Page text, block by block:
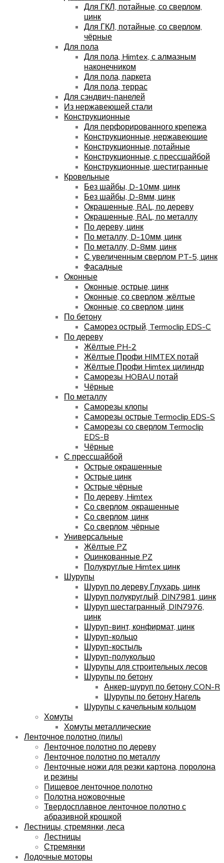
Для ГКЛ, потайные, со сверлом,
цинк
Для ГКЛ, потайные, со сверлом,
чёрные
Для пола
Для пола, Himtex, с алмазным
наконечником
Для пола, паркета
Для пола, террас
Для сэндвич-панелей
Из нержавеющей стали
Конструкционные
Для перфорированного крепежа
Конструкционные, нержавеющие
Конструкционные, потайные
Конструкционные, с прессшайбой
Конструкционные, шестигранные
Кровельные
Без шайбы, D-10мм, цинк
Без шайбы, D-8мм, цинк
Окрашенные, RAL, по дереву
Окрашенные, RAL, по металлу
По дереву, цинк
По металлу, D-10мм, цинк
По металлу, D-8мм, цинк
С увеличенным сверлом PT-5, цинк
Фасадные
Оконные
Оконные, острые, цинк
Оконные, со сверлом, жёлтые
Оконные, со сверлом, цинк
По бетону
Саморез острый, Termoclip EDS-C
По дереву
Жёлтые PH-2
Жёлтые Профи HIMTEX потай
Жёлтые Профи Himtex цилиндр
Саморезы HOBAU потай
Чёрные
По металлу
Саморезы клопы
Саморезы острые Termoclip EDS-S
Саморезы со сверлом Termoclip
EDS-B
Чёрные
С прессшайбой
Острые окрашенные
Острые цинк
Острые чёрные
По дереву, Himtex
Со сверлом, окрашенные
Со сверлом, цинк
Со сверлом, чёрные
Универсальные
Жёлтые PZ
Оцинкованные PZ
Полукруглые Himtex цинк
Шурупы
Шуруп по дереву Глухарь, цинк
Шуруп полукруглый, DIN7981, цинк
Шуруп шестагранный, DIN7976,
цинк
Шуруп-винт, конфирмат, цинк
Шуруп-кольцо
Шуруп-костыль
Шуруп-полукольцо
Шурупы для строительных лесов
Шурупы по бетону
Анкер-шуруп по бетону CON-R
Шурупы по бетону Нагель
Шурупы с качельным кольцом
Хомуты
Хомуты металлические
Ленточное полотно (пилы)
Ленточное полотно по дереву
Ленточное полотно по металлу
Ленточные ножи для резки картона, поролона
и резины
Пищевое ленточное полотно
Полотна ножовочные
Твердосплавное ленточное полотно с
абразивной крошкой
Лестницы, стремянки, леса
Лестницы
Стремянки
Лодочные моторы